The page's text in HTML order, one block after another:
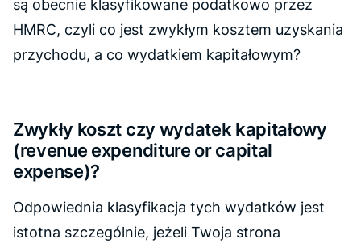
są obecnie klasyfikowane podatkowo przez
HMRC, czyli co jest zwykłym kosztem uzyskania
przychodu, a co wydatkiem kapitałowym?
Zwykły koszt czy wydatek kapitałowy
(revenue expenditure or capital
expense)?
Odpowiednia klasyfikacja tych wydatków jest
istotna szczególnie, jeżeli Twoja strona